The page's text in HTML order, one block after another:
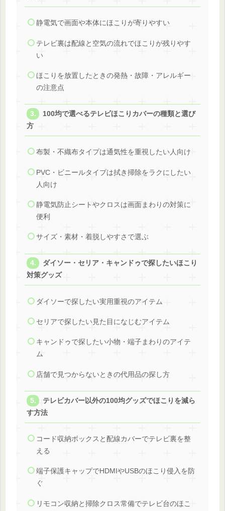
静電気で画面や本体にほこりが寄りやすい
テレビ裏は配線と空気の流れでほこりが残りやす
い
ほこりを放置したときの発熱・故障・アレルギー
の注意点
100均で選べるテレビほこりカバーの種類と選び
方
布製・不織布タイプは通気性を重視したい人向け
PVC・ビニールタイプは拭き掃除をラクにしたい
人向け
静電気防止シートやクロスは画面まわりの対策に
便利
サイズ・素材・着脱しやすさで選ぶ
ダイソー・セリア・キャンドゥで探したいほこり
対策グッズ
ダイソーで探したい実用重視のアイテム
セリアで探したい見た目になじむアイテム
キャンドゥで探したい小物・端子まわりのアイテ
ム
店舗で見つからないときの代用品の探し方
テレビカバー以外の100均グッズでほこりを減ら
す方法
コード収納ボックスと配線カバーでテレビ裏を整
える
端子保護キャップでHDMIやUSBのほこり侵入を防
ぐ
リモコン収納と掃除クロス常備でテレビ台のほこ